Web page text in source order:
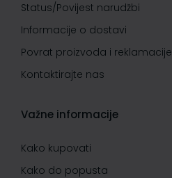
Status/Povijest narudžbi
Informacije o dostavi
Povrat proizvoda i reklamacije
Kontaktirajte nas
Važne informacije
Kako kupovati
Kako do popusta